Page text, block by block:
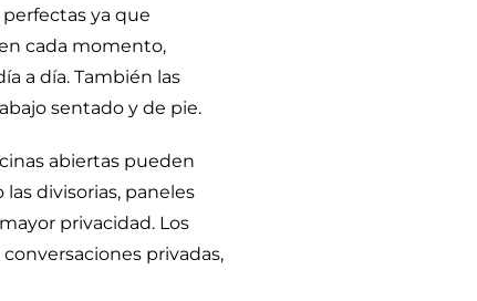
ya que
cada momento,
a día. También las
sentado y de pie.
abiertas pueden
divisorias, paneles
privacidad. Los
privadas,